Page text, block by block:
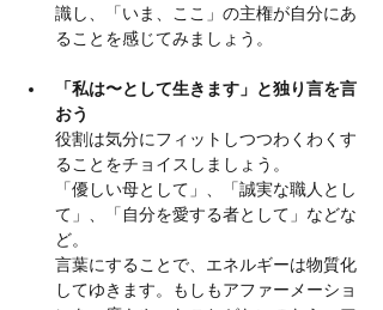
識し、「いま、ここ」の主権が自分にあ
ることを感じてみましょう。
「私は〜として生きます」と独り言を言
おう
役割は気分にフィットしつつわくわくす
ることをチョイスしましょう。
「優しい母として」、「誠実な職人とし
て」、「自分を愛する者として」などな
ど。
言葉にすることで、エネルギーは物質化
してゆきます。もしもアファーメーショ